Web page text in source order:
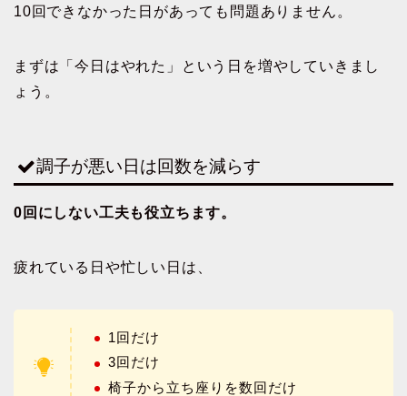
10回できなかった日があっても問題ありません。
まずは「今日はやれた」という日を増やしていきまし
ょう。
調子が悪い日は回数を減らす
0回にしない工夫も役立ちます。
疲れている日や忙しい日は、
1回だけ
3回だけ
椅子から立ち座りを数回だけ